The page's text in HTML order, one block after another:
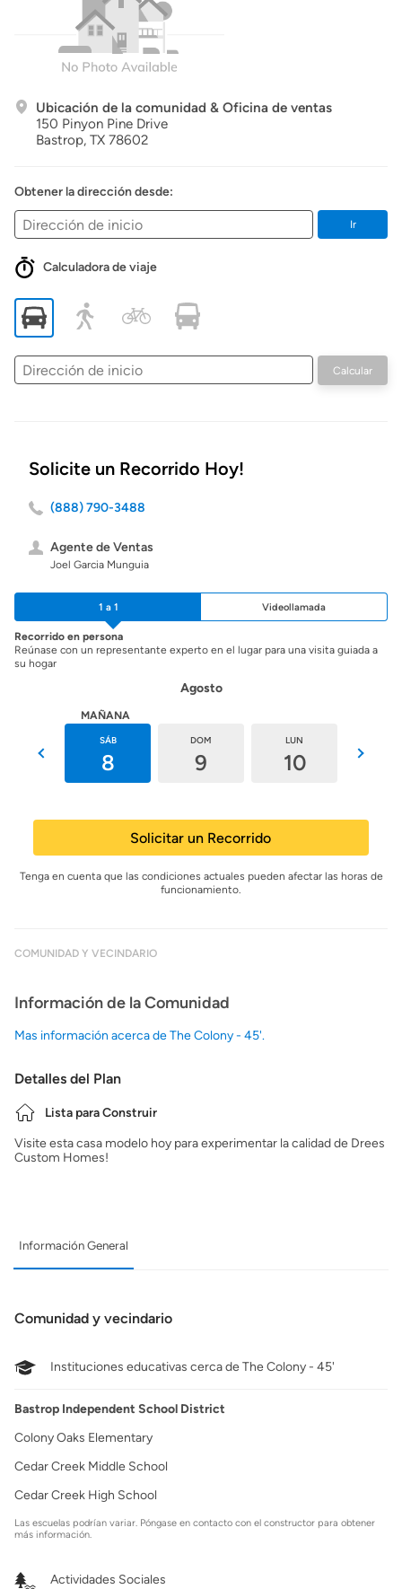
Ubicación de la comunidad & Oficina de ventas
150 Pinyon Pine Drive
Bastrop, TX 78602
Obtener la dirección desde:
Ir
Calculadora de viaje
Dirección
de
Calcular
Solicite un Recorrido Hoy!
(888) 790-3488
Agente de Ventas
Joel Garcia Munguia
1 a 1 Videollamada
Recorrido en persona
Reúnase con un representante experto en el lugar para una visita guiada a
su hogar
Agosto
MAÑANA
SÁB
8
DOM
9
LUN
10
Solicitar un Recorrido
Tenga en cuenta que las condiciones actuales pueden afectar las horas de
funcionamiento.
COMUNIDAD Y VECINDARIO
Información de la Comunidad
Mas información acerca de The Colony - 45'.
Detalles del Plan
Lista para Construir
Visite esta casa modelo hoy para experimentar la calidad de Drees
Custom Homes!
Información General
Comunidad y vecindario
Instituciones educativas cerca de The Colony - 45'
Bastrop Independent School District
Colony Oaks Elementary
Cedar Creek Middle School
Cedar Creek High School
Las escuelas podrían variar. Póngase en contacto con el constructor para obtener
más información.
Actividades Sociales